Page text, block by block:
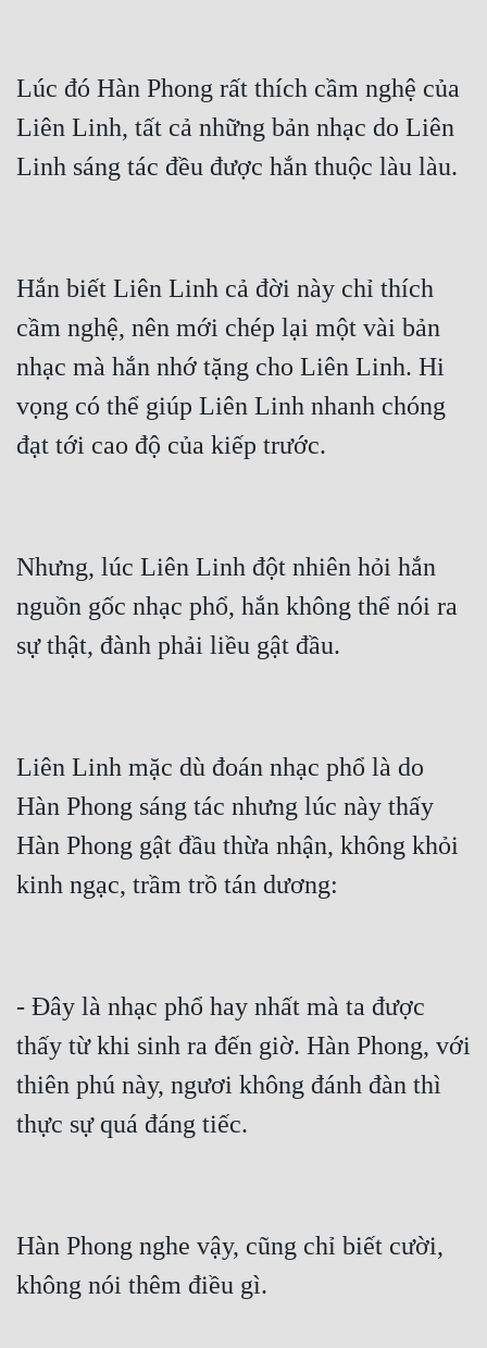
Lúc đó Hàn Phong rất thích cầm nghệ của
Liên Linh, tất cả những bản nhạc do Liên
Linh sáng tác đều được hắn thuộc làu làu.
Hắn biết Liên Linh cả đời này chỉ thích
cầm nghệ, nên mới chép lại một vài bản
nhạc mà hắn nhớ tặng cho Liên Linh. Hi
vọng có thể giúp Liên Linh nhanh chóng
đạt tới cao độ của kiếp trước.
Nhưng, lúc Liên Linh đột nhiên hỏi hắn
nguồn gốc nhạc phổ, hắn không thể nói ra
sự thật, đành phải liều gật đầu.
Liên Linh mặc dù đoán nhạc phổ là do
Hàn Phong sáng tác nhưng lúc này thấy
Hàn Phong gật đầu thừa nhận, không khỏi
kinh ngạc, trầm trồ tán dương:
- Đây là nhạc phổ hay nhất mà ta được
thấy từ khi sinh ra đến giờ. Hàn Phong, với
thiên phú này, ngươi không đánh đàn thì
thực sự quá đáng tiếc.
Hàn Phong nghe vậy, cũng chỉ biết cười,
không nói thêm điều gì.